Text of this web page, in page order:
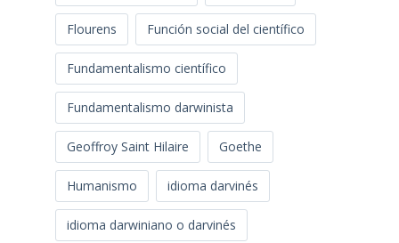
Flourens Función social del científico
Fundamentalismo científico
Fundamentalismo darwinista
Geoffroy Saint Hilaire Goethe
Humanismo idioma darvinés
idioma darwiniano o darvinés